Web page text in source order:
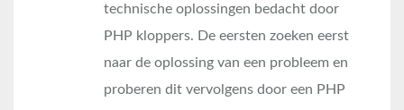
technische oplossingen bedacht door
PHP kloppers. De eersten zoeken eerst
naar de oplossing van een probleem en
proberen dit vervolgens door een PHP